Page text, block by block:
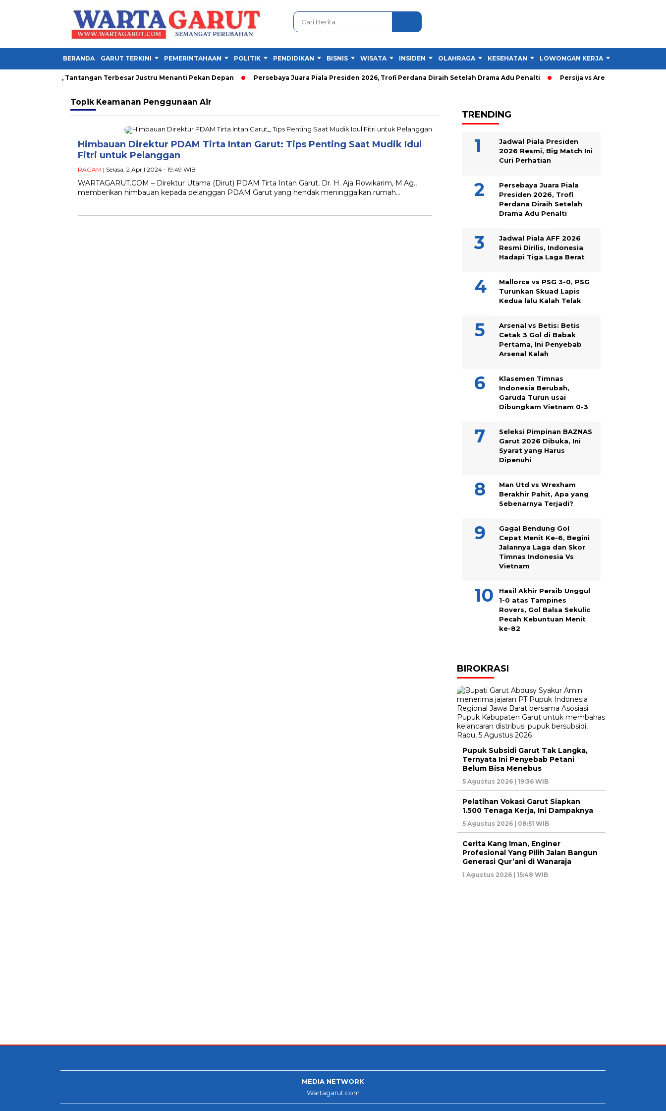
BERANDA GARUT TERKINI PEMERINTAHAAN POLITIK PENDIDIKAN BISNIS WISATA INSIDEN OLAHRAGA KESEHATAN LOWONGAN KERJA
Presiden 2026, Tantangan Terbesar Justru Menanti Pekan Depan Persebaya Juara Piala Presiden 2026, Trofi Perdana Diraih Setelah Drama Adu Penalti Persija vs Arema: Persija Menang
Topik Keamanan Penggunaan Air
Himbauan Direktur PDAM Tirta Intan Garut: Tips Penting Saat Mudik Idul
Fitri untuk Pelanggan
RAGAM | Selasa, 2 April 2024 - 19:49 WIB
WARTAGARUT.COM – Direktur Utama (Dirut) PDAM Tirta Intan Garut, Dr. H. Aja Rowikarim, M.Ag.,
memberikan himbauan kepada pelanggan PDAM Garut yang hendak meninggalkan rumah…
TRENDING
Jadwal Piala Presiden
2026 Resmi, Big Match Ini
Curi Perhatian
Persebaya Juara Piala
Presiden 2026, Trofi
Perdana Diraih Setelah
Drama Adu Penalti
Jadwal Piala AFF 2026
Resmi Dirilis, Indonesia
Hadapi Tiga Laga Berat
Mallorca vs PSG 3-0, PSG
Turunkan Skuad Lapis
Kedua lalu Kalah Telak
Arsenal vs Betis: Betis
Cetak 3 Gol di Babak
Pertama, Ini Penyebab
Arsenal Kalah
Klasemen Timnas
Indonesia Berubah,
Garuda Turun usai
Dibungkam Vietnam 0-3
Seleksi Pimpinan BAZNAS
Garut 2026 Dibuka, Ini
Syarat yang Harus
Dipenuhi
Man Utd vs Wrexham
Berakhir Pahit, Apa yang
Sebenarnya Terjadi?
Gagal Bendung Gol
Cepat Menit Ke-6, Begini
Jalannya Laga dan Skor
Timnas Indonesia Vs
Vietnam
Hasil Akhir Persib Unggul
1-0 atas Tampines
Rovers, Gol Balsa Sekulic
Pecah Kebuntuan Menit
ke-82
BIROKRASI
Pupuk Subsidi Garut Tak Langka,
Ternyata Ini Penyebab Petani
Belum Bisa Menebus
5 Agustus 2026 | 19:36 WIB
Pelatihan Vokasi Garut Siapkan
1.500 Tenaga Kerja, Ini Dampaknya
5 Agustus 2026 | 08:51 WIB
Cerita Kang Iman, Enginer
Profesional Yang Pilih Jalan Bangun
Generasi Qur’ani di Wanaraja
1 Agustus 2026 | 15:48 WIB
MEDIA NETWORK
Wartagarut.com